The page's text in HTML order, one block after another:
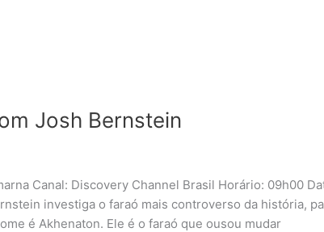
Josh Bernstein
Canal: Discovery Channel Brasil Horário: 09h00
investiga o faraó mais controverso da história,
é Akhenaton. Ele é o faraó que ousou mudar